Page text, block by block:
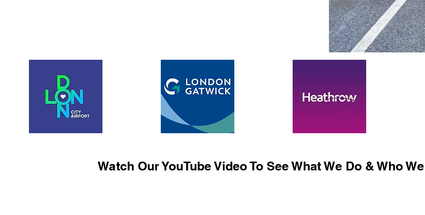
Watch Our YouTube Video To See What We Do & Who